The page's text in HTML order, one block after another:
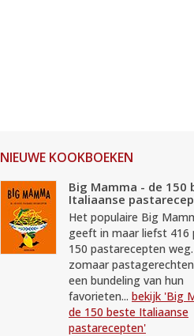
NIEUWE KOOKBOEKEN
Big Mamma - de 150
Italiaanse
Het populaire Big
geeft in maar liefst 416
150 pastarecepten
zomaar
een bundeling van hun
favorieten... bekijk 'Big
de 150 beste Italiaanse
pastarecepten'